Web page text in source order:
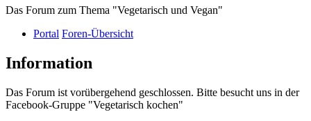
Das Forum zum Thema "Vegetarisch und Vegan"
Portal Foren-Übersicht
Information
Das Forum ist vorübergehend geschlossen. Bitte besucht uns in der
Facebook-Gruppe "Vegetarisch kochen"